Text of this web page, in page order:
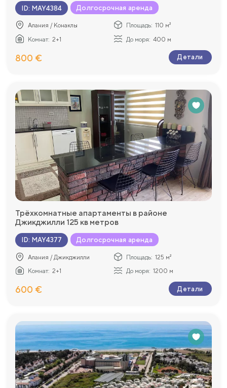
ID: MAY4384 Долгосрочная аренда
Алания / Конаклы Площадь: 110 м²
Комнат: 2+1 До моря: 400 м
800 € Детали
Трёхкомнатные апартаменты в районе
Джикджилли 125 кв метров
ID: MAY4377 Долгосрочная аренда
Алания / Джикджилли Площадь: 125 м²
Комнат: 2+1 До моря: 1200 м
600 € Детали